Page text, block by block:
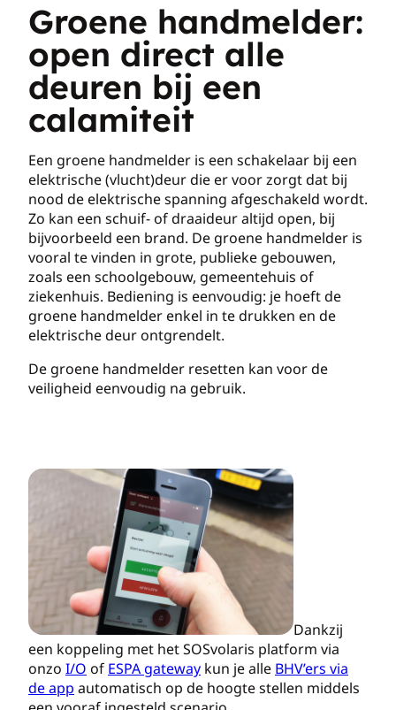
Groene handmelder:
open direct alle
deuren bij een
calamiteit
Een groene handmelder is een schakelaar bij een
elektrische (vlucht)deur die er voor zorgt dat bij
nood de elektrische spanning afgeschakeld wordt.
Zo kan een schuif- of draaideur altijd open, bij
bijvoorbeeld een brand. De groene handmelder is
vooral te vinden in grote, publieke gebouwen,
zoals een schoolgebouw, gemeentehuis of
ziekenhuis. Bediening is eenvoudig: je hoeft de
groene handmelder enkel in te drukken en de
elektrische deur ontgrendelt.
De groene handmelder resetten kan voor de
veiligheid eenvoudig na gebruik.
Dankzij
een koppeling met het SOSvolaris platform via
onzo I/O of ESPA gateway kun je alle BHV’ers via
de app automatisch op de hoogte stellen middels